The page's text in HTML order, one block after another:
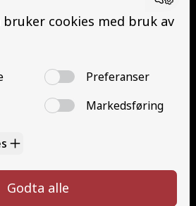
52 70 87 90
post@haugaland-as.no